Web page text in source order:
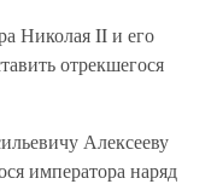
Николая II и его
отрекшегося
Алексееву
императора наряд